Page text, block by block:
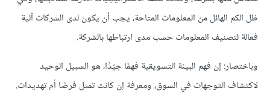
ظل الكم الهائل من المعلومات المتاحة، يجب أن يكون لدى الشركات آلية
فعالة لتصنيف المعلومات حسب مدى ارتباطها بالشركة.
وباختصار: إن فهم البيئة التسويقية فهمًا جيّدًا، هو السبيل الوحيد
لاكتشاف التوجهات في السوق، ومعرفة إن كانت تمثل فرصًا أم تهديدات.